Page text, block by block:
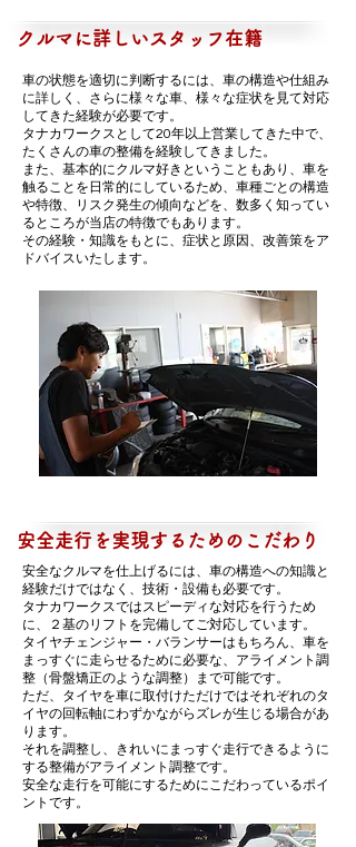
クルマに詳しいスタッフ在籍
車の状態を適切に判断するには、車の構造や仕組み
に詳しく、さらに様々な車、様々な症状を見て対応
してきた経験が必要です。
タナカワークスとして20年以上営業してきた中で、
たくさんの車の整備を経験してきました。
また、基本的にクルマ好きということもあり、車を
触ることを日常的にしているため、車種ごとの構造
や特徴、リスク発生の傾向などを、数多く知ってい
るところが当店の特徴でもあります。
​その経験・知識をもとに、症状と原因、改善策をア
ドバイスいたします。
安全走行を実現するためのこだわり
安全なクルマを仕上げるには、車の構造への知識と
経験だけではなく、技術・設備も必要です。
タナカワークスではスピーディな対応を行うため
に、２基のリフトを完備してご対応しています。
タイヤチェンジャー・バランサーはもちろん、車を
まっすぐに走らせるために必要な、アライメント調
整（骨盤矯正のような調整）まで可能です。
ただ、タイヤを車に取付けただけではそれぞれのタ
イヤの回転軸にわずかながらズレが生じる場合があ
ります。
それを調整し、きれいにまっすぐ走行できるように
する整備がアライメント調整です。
​安全な走行を可能にするためにこだわっているポイ
ントです。